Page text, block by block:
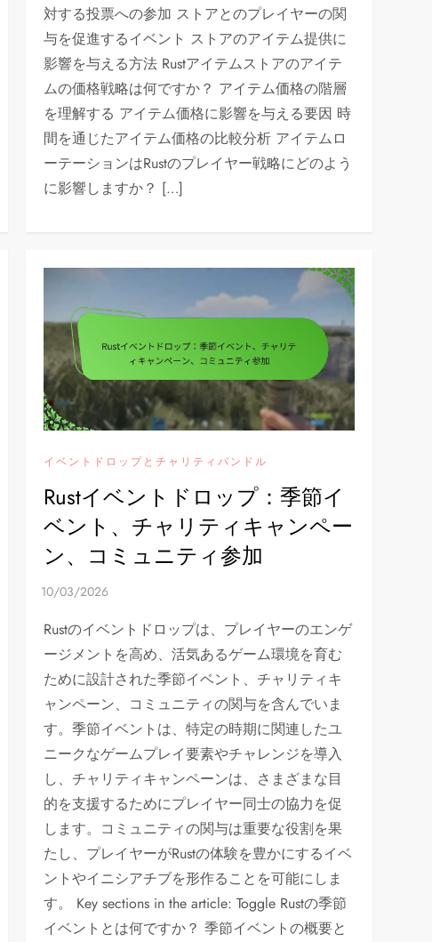
対する投票への参加 ストアとのプレイヤーの関
与を促進するイベント ストアのアイテム提供に
影響を与える方法 Rustアイテムストアのアイテ
ムの価格戦略は何ですか？ アイテム価格の階層
を理解する アイテム価格に影響を与える要因 時
間を通じたアイテム価格の比較分析 アイテムロ
ーテーションはRustのプレイヤー戦略にどのよう
に影響しますか？ […]
イベントドロップとチャリティバンドル
Rustイベントドロップ：季節イ
ベント、チャリティキャンペー
ン、コミュニティ参加
Rustのイベントドロップは、プレイヤーのエンゲ
ージメントを高め、活気あるゲーム環境を育む
ために設計された季節イベント、チャリティキ
ャンペーン、コミュニティの関与を含んでいま
す。季節イベントは、特定の時期に関連したユ
ニークなゲームプレイ要素やチャレンジを導入
し、チャリティキャンペーンは、さまざまな目
的を支援するためにプレイヤー同士の協力を促
します。コミュニティの関与は重要な役割を果
たし、プレイヤーがRustの体験を豊かにするイベ
ントやイニシアチブを形作ることを可能にしま
す。 Key sections in the article: Toggle Rustの季節
イベントとは何ですか？ 季節イベントの概要と